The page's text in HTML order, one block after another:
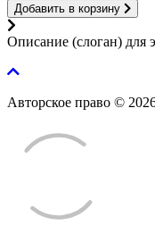
Добавить в корзину
Описание (слоган) для
Авторское право ©